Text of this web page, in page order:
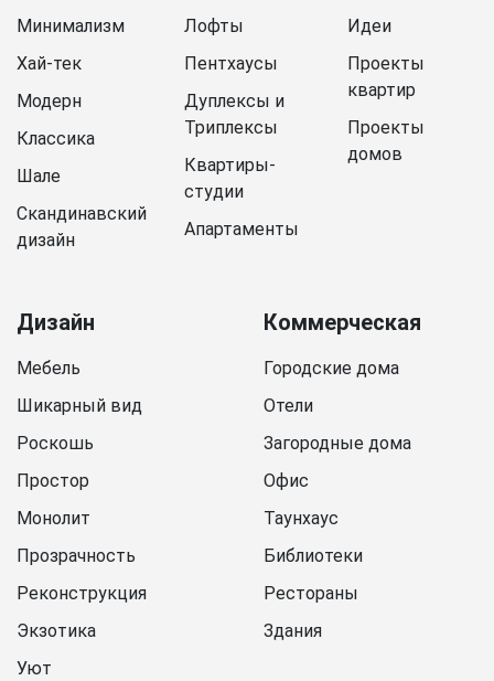
Минимализм
Хай-тек
Модерн
Классика
Шале
Скандинавский
дизайн
Лофты
Пентхаусы
Дуплексы и
Триплексы
Квартиры-
студии
Апартаменты
Идеи
Проекты
квартир
Проекты
домов
Дизайн
Мебель
Шикарный вид
Роскошь
Простор
Монолит
Прозрачность
Реконструкция
Экзотика
Уют
Коммерческая
Городские дома
Отели
Загородные дома
Офис
Таунхаус
Библиотеки
Рестораны
Здания